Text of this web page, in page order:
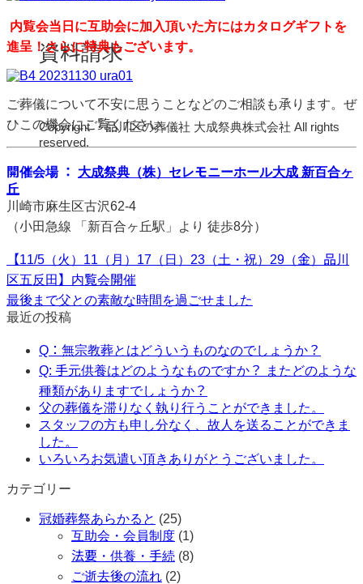
資料請求
Copyright ・品川区の葬儀社 大成祭典株式会社 All rights
reserved.
内覧会当日に互助会に加入頂いた方にはカタログギフトを
進呈！さらに特典もございます。
ご葬儀について不安に思うことなどのご相談も承ります。ぜ
ひこの機会にご覧ください。
開催会場 ： 大成祭典（株）セレモニーホール大成 新百合ヶ
丘
川崎市麻生区古沢62-4
（小田急線 「新百合ヶ丘駅」より 徒歩8分）
【11/5（火）11（月）17（日）23（土・祝）29（金）品川
区五反田】内覧会開催
最後まで父との素敵な時間を過ごせました
最近の投稿
Q：無宗教葬とはどういうものなのでしょうか？
Q: 手元供養はどのようなものですか？ またどのような
種類がありますでしょうか？
父の葬儀を滞りなく執り行うことができました。
スタッフの方も申し分なく、故人を送ることができま
した。
いろいろお気遣い頂きありがとうございました。
カテゴリー
冠婚葬祭あらかると (25)
互助会・会員制度 (1)
法要・供養・手続 (8)
ご逝去後の流れ (2)